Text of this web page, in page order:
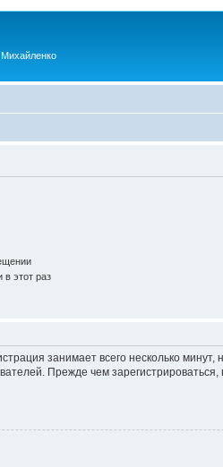
этот раз
занимает всего несколько
Прежде чем